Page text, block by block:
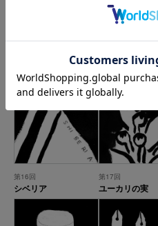
書道筆
海綿 外国の缶詰
第16回
シベリア
第17回
ユーカリの実